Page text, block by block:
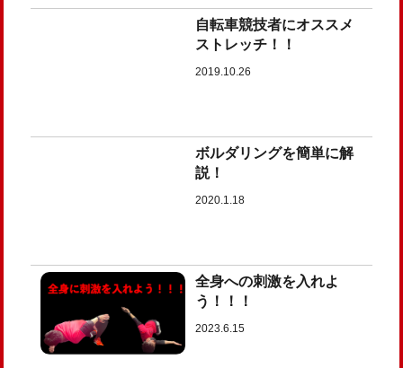
自転車競技者にオススメ
ストレッチ！！
2019.10.26
ボルダリングを簡単に解
説！
2020.1.18
全身への刺激を入れよ
う！！！
2023.6.15